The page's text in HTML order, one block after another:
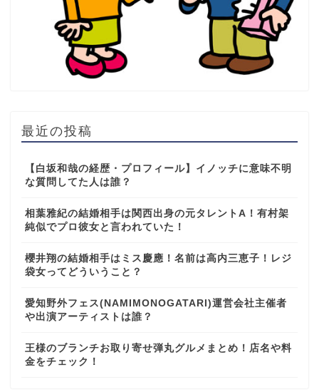
最近の投稿
【白坂和哉の経歴・プロフィール】イノッチに意味不明
な質問してた人は誰？
相葉雅紀の結婚相手は関西出身の元タレントA！有村架
純似でプロ彼女と言われていた！
櫻井翔の結婚相手はミス慶應！名前は高内三恵子！レジ
袋女ってどういうこと？
愛知野外フェス(NAMIMONOGATARI)運営会社主催者
や出演アーティストは誰？
王様のブランチお取り寄せ弾丸グルメまとめ！店名や料
金をチェック！